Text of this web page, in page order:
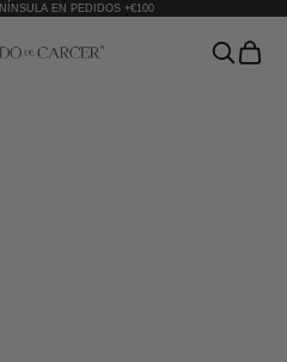
EN PEDIDOS +€100
de Cárcer AbrirAbrir